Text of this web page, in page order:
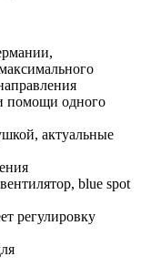
помощи одного
актуальные
blue spot
регулировку